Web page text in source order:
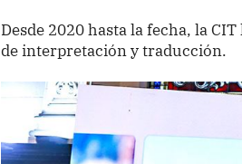
Desde 2020 hasta la fecha, la
de interpretación y traducción.